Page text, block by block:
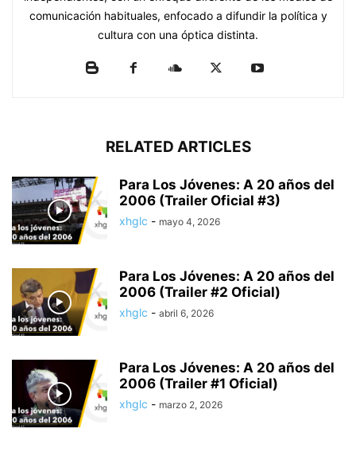
comunicación habituales, enfocado a difundir la política y
cultura con una óptica distinta.
RELATED ARTICLES
Para Los Jóvenes: A 20 años del
2006 (Trailer Oficial #3)
xhglc - mayo 4, 2026
Para Los Jóvenes: A 20 años del
2006 (Trailer #2 Oficial)
xhglc - abril 6, 2026
Para Los Jóvenes: A 20 años del
2006 (Trailer #1 Oficial)
xhglc - marzo 2, 2026